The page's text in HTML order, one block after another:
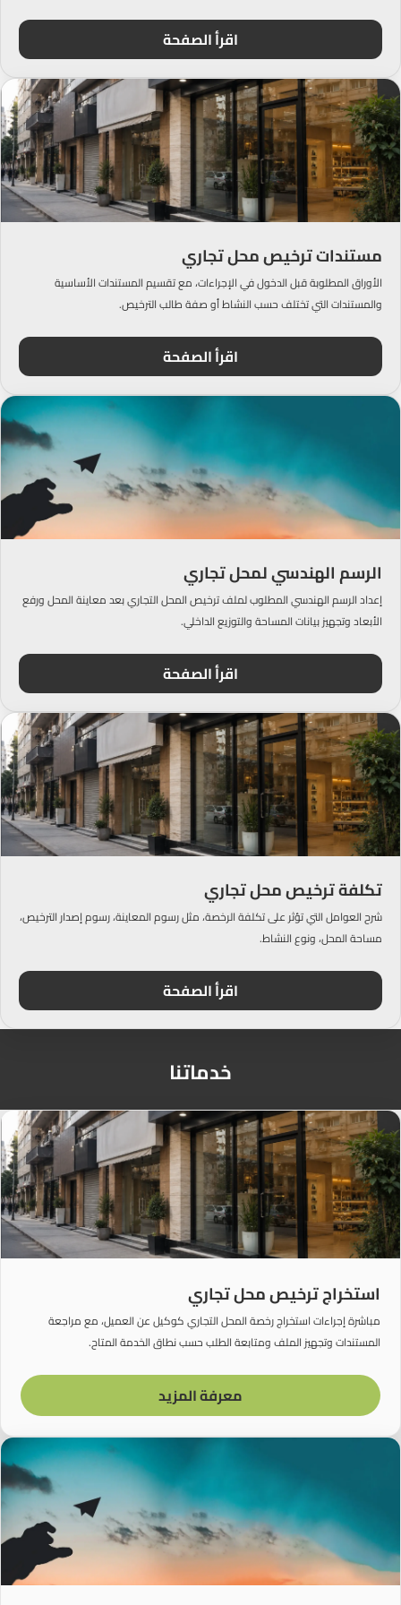
اقرأ الصفحة
مستندات ترخيص محل تجاري
الأوراق المطلوبة قبل الدخول في الإجراءات، مع تقسيم المستندات الأساسية
والمستندات التي تختلف حسب النشاط أو صفة طالب الترخيص.
اقرأ الصفحة
الرسم الهندسي لمحل تجاري
إعداد الرسم الهندسي المطلوب لملف ترخيص المحل التجاري بعد معاينة المحل ورفع
الأبعاد وتجهيز بيانات المساحة والتوزيع الداخلي.
اقرأ الصفحة
تكلفة ترخيص محل تجاري
شرح العوامل التي تؤثر على تكلفة الرخصة، مثل رسوم المعاينة، رسوم إصدار الترخيص،
مساحة المحل، ونوع النشاط.
اقرأ الصفحة
خدماتنا
استخراج ترخيص محل تجاري
مباشرة إجراءات استخراج رخصة المحل التجاري كوكيل عن العميل، مع مراجعة
المستندات وتجهيز الملف ومتابعة الطلب حسب نطاق الخدمة المتاح.
معرفة المزيد